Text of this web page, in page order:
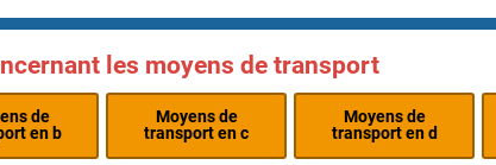
les moyens de transport
de
en b
Moyens de
transport en c
Moyens de
transport en d